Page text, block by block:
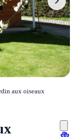
aux oiseaux